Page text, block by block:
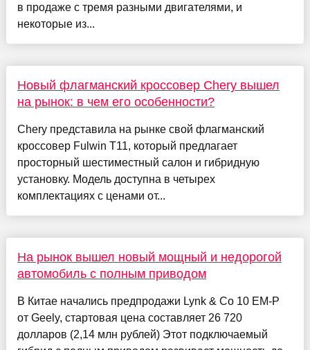
в продаже с тремя разными двигателями, и
некоторые из...
Новый флагманский кроссовер Chery вышел
на рынок: в чем его особенности?
Chery представила на рынке свой флагманский
кроссовер Fulwin T11, который предлагает
просторный шестиместный салон и гибридную
установку. Модель доступна в четырех
комплектациях с ценами от...
На рынок вышел новый мощный и недорогой
автомобиль с полным приводом
В Китае начались предпродажи Lynk & Co 10 EM-P
от Geely, стартовая цена составляет 26 720
долларов (2,14 млн рублей) Этот подключаемый